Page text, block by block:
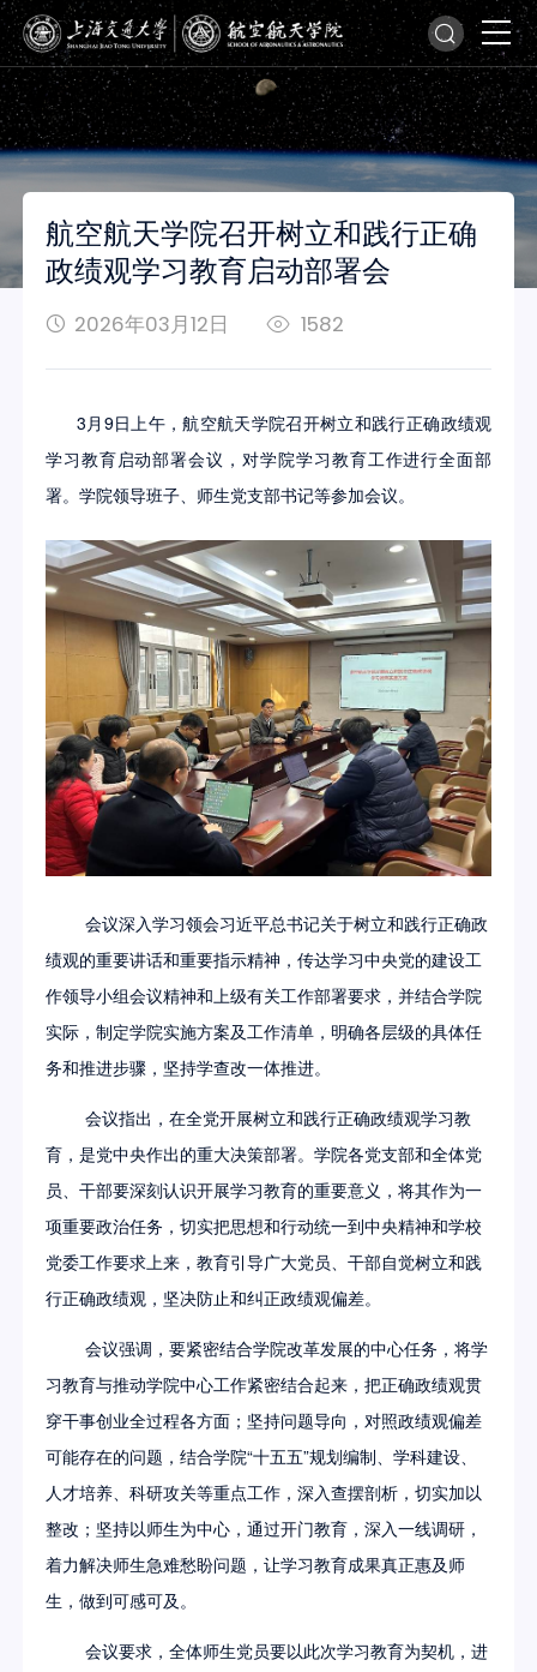
航空航天学院召开树立和践行正确
政绩观学习教育启动部署会
2026年03月12日 1582
3 月 9日上午，航空航天学院召开树立和践行正确政绩观
学习教育启动部署会议，对学院学习教育工作进行全面部
署。学院领导班子、师生党支部书记等参加会议。
会议深入学习领会习近平总书记关于树立和践行正确政
绩观的重要讲话和重要指示精神，传达学习中央党的建设工
作领导小组会议精神和上级有关工作部署要求，并结合学院
实际，制定学院实施方案及工作清单，明确各层级的具体任
务和推进步骤，坚持学查改一体推进。
会议指出，在全党开展树立和践行正确政绩观学习教
育，是党中央作出的重大决策部署。学院各党支部和全体党
员、干部要深刻认识开展学习教育的重要意义，将其作为一
项重要政治任务，切实把思想和行动统一到中央精神和学校
党委工作要求上来，教育引导广大党员、干部自觉树立和践
行正确政绩观，坚决防止和纠正政绩观偏差。
会议强调，要紧密结合学院改革发展的中心任务，将学
习教育与推动学院中心工作紧密结合起来，把正确政绩观贯
穿干事创业全过程各方面；坚持问题导向，对照政绩观偏差
可能存在的问题，结合学院“十五五”规划编制、学科建设、
人才培养、科研攻关等重点工作，深入查摆剖析，切实加以
整改；坚持以师生为中心，通过开门教育，深入一线调研，
着力解决师生急难愁盼问题，让学习教育成果真正惠及师
生，做到可感可及。
会议要求，全体师生党员要以此次学习教育为契机，进